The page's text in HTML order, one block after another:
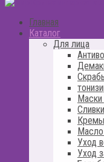
Главная
Каталог
Для лица
Уход
Уход